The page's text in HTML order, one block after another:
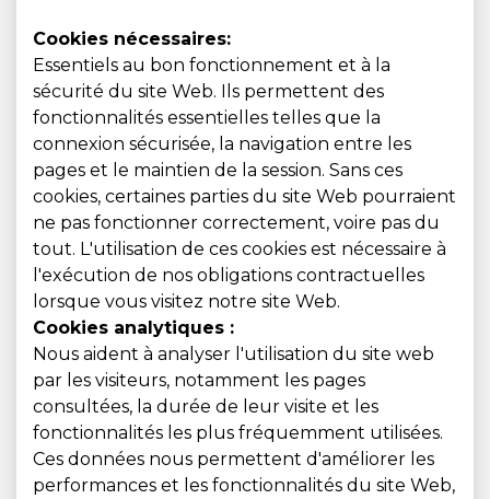
Cookies nécessaires:
Essentiels au bon fonctionnement et à la
sécurité du site Web. Ils permettent des
fonctionnalités essentielles telles que la
connexion sécurisée, la navigation entre les
pages et le maintien de la session. Sans ces
cookies, certaines parties du site Web pourraient
ne pas fonctionner correctement, voire pas du
tout. L'utilisation de ces cookies est nécessaire à
l'exécution de nos obligations contractuelles
lorsque vous visitez notre site Web.
Cookies analytiques :
Nous aident à analyser l'utilisation du site web
par les visiteurs, notamment les pages
consultées, la durée de leur visite et les
fonctionnalités les plus fréquemment utilisées.
Ces données nous permettent d'améliorer les
performances et les fonctionnalités du site Web,